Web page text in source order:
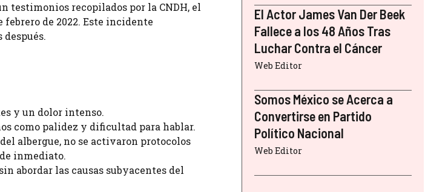
testimonios recopilados por la CNDH, el
de 2022. Este incidente
y un dolor intenso.
como palidez y dificultad para hablar.
albergue, no se activaron protocolos
inmediato.
abordar las causas subyacentes del
El Actor James Van Der Beek
Fallece a los 48 Años Tras
Luchar Contra el Cáncer
Web Editor
Somos México se Acerca a
Convertirse en Partido
Político Nacional
Web Editor